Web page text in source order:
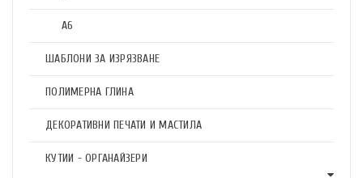
А6
ШАБЛОНИ ЗА ИЗРЯЗВАНЕ
ПОЛИМЕРНА ГЛИНА
ДЕКОРАТИВНИ ПЕЧАТИ И МАСТИЛА
КУТИИ - ОРГАНАЙЗЕРИ